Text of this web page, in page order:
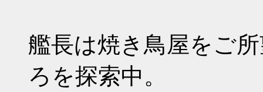
艦長は焼き鳥屋をご
ろを探索中。